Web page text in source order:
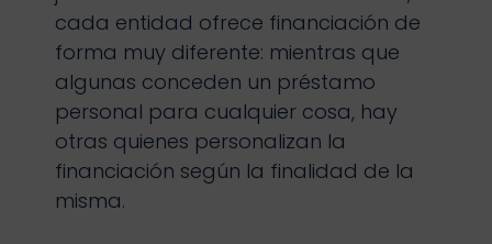
cada entidad ofrece financiación de
forma muy diferente: mientras que
algunas conceden un préstamo
personal para cualquier cosa, hay
otras quienes personalizan la
financiación según la finalidad de la
misma.